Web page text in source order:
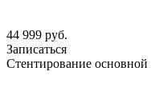
44 999 руб.
Записаться
Стентирование основной